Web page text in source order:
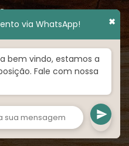
LOJA
via WhatsApp! ✖
bem vindo, estamos a
Fale com nossa